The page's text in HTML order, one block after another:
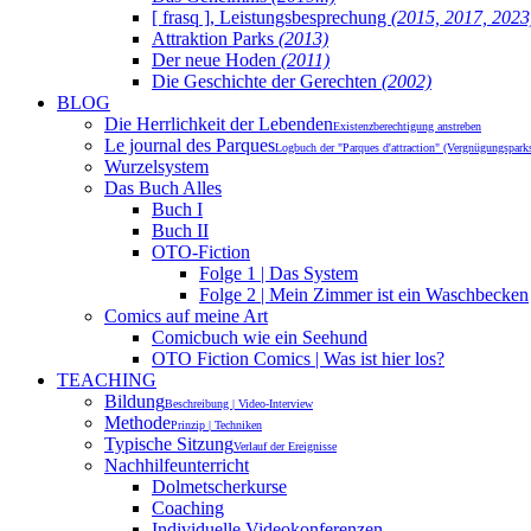
[ frasq ], Leistungsbesprechung (2015, 2017,
Attraktion Parks (2013)
Der neue Hoden (2011)
Die Geschichte der Gerechten (2002)
BLOG
Die Herrlichkeit der LebendenExistenzberechtigung anstreben
Le journal des ParquesLogbuch der "Parques d'attraction"
Wurzelsystem
Das Buch Alles
Buch I
Buch II
OTO-Fiction
Folge 1 | Das System
Folge 2 | Mein Zimmer ist ein Waschbecken
Comics auf meine Art
Comicbuch wie ein Seehund
OTO Fiction Comics | Was ist hier los?
TEACHING
BildungBeschreibung | Video-Interview
MethodePrinzip | Techniken
Typische SitzungVerlauf der Ereignisse
Nachhilfeunterricht
Dolmetscherkurse
Coaching